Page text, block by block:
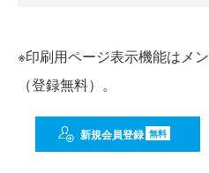
※印刷用ページ表示機能はメ
（登録無料）。
新規会員登録 無料